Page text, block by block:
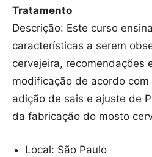
Tratamento
Descrição: Este curso
características a serem
cervejeira, recomendações
modificação de acordo
adição de sais e ajuste de
da fabricação do mosto
Local: São Paulo